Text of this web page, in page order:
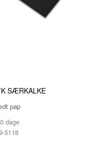
SÆRKALKE
pap
dage
5118